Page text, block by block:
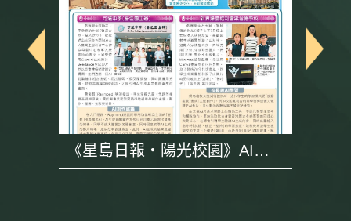
《星島日報・陽光校園》AI專
題採訪